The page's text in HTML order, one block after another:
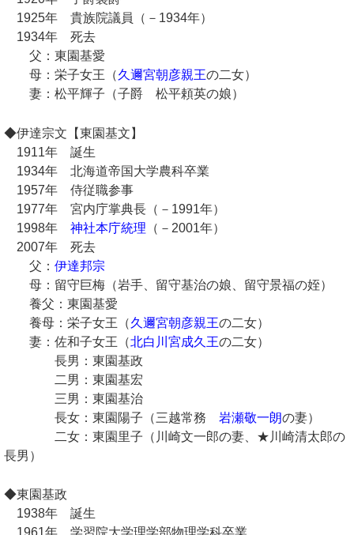
1925年 貴族院議員（－1934年）
1934年 死去
父：東園基愛
母：栄子女王（久邇宮朝彦親王の二女）
妻：松平輝子（子爵 松平頼英の娘）
◆伊達宗文【東園基文】
1911年 誕生
1934年 北海道帝国大学農科卒業
1957年 侍従職参事
1977年 宮内庁掌典長（－1991年）
1998年 神社本庁統理 （－2001年）
2007年 死去
父： 伊達邦宗
母：留守巨梅（岩手、留守基治の娘、留守景福の姪）
養父：東園基愛
養母：栄子女王（久邇宮朝彦親王の二女）
妻：佐和子女王（北白川宮成久王の二女）
長男：東園基政
二男：東園基宏
三男：東園基治
長女：東園陽子（三越常務 岩瀬敬一朗の妻）
二女：東園里子（川崎文一郎の妻、★川崎清太郎の
長男）
◆東園基政
1938年 誕生